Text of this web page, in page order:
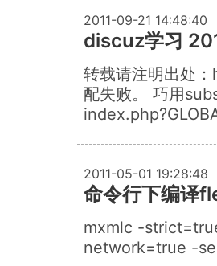
2011-09-21 14:48:40
discuz学习
转载请注明出处
配失败。 巧用
2011-05-01 19:28:48
命令行下编译
mxmlc -
network=true -